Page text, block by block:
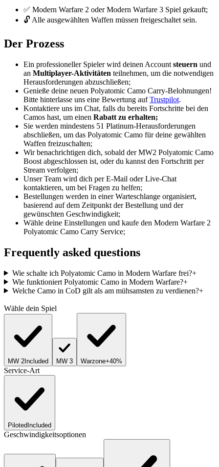
✅ Modern Warfare 2 oder Modern Warfare 3 Spiel gekauft;
🔓 Alle ausgewählten Waffen müssen freigeschaltet sein.
Der Prozess
Ein professioneller Spieler wird deinen Account steuern und
an Multiplayer-Aktivitäten teilnehmen, um die notwendigen
Herausforderungen abzuschließen;
Genieße deine neuen Polyatomic Camo Carry-Belohnungen!
Bitte hinterlasse uns eine Bewertung aufTrustpilot.
Kontaktiere uns im Chat, falls du bereits Fortschritte bei den
Camos hast, um einen Rabatt zu erhalten;
Sie werden mindestens 51 Platinum-Herausforderungen
abschließen, um das Polyatomic Camo für deine gewählten
Waffen freizuschalten;
Wir benachrichtigen dich, sobald der MW2 Polyatomic Camo
Boost abgeschlossen ist, oder du kannst den Fortschritt per
Stream verfolgen;
Unser Team wird dich per E-Mail oder Live-Chat
kontaktieren, um bei Fragen zu helfen;
Bestellungen werden in einer Warteschlange organisiert,
basierend auf dem Zeitpunkt der Bestellung und der
gewünschten Geschwindigkeit;
Wähle deine Einstellungen und kaufe den Modern Warfare 2
Polyatomic Camo Carry Service;
Frequently asked questions
Wie schalte ich Polyatomic Camo in Modern Warfare frei?+
Wie funktioniert Polyatomic Camo in Modern Warfare?+
Welche Camo in CoD gilt als am mühsamsten zu verdienen?+
Wähle dein Spiel
MW 2Included MW 3 Warzone+40%
Service-Art
PilotedIncluded
Geschwindigkeitsoptionen